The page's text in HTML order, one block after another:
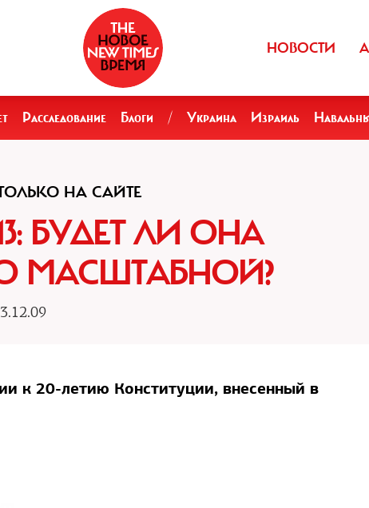
НОВОСТИ
Расследование Блоги / Украина Израиль
НА САЙТЕ
БУДЕТ ЛИ ОНА
МАСШТАБНОЙ?
к 20-летию Конституции, внесенный в